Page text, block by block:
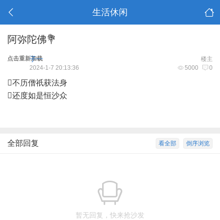
生活休闲
阿弥陀佛💐
点击重新加载 楼主
子一
5000 0
2024-1-7 20:13:36
不历僧祇获法身
还度如是恒沙众
倒序浏览
看全部
全部回复
暂无回复，快来抢沙发